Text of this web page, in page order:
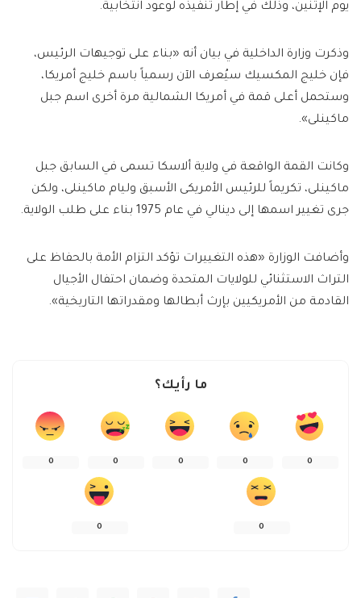
يوم الإثنين، وذلك في إطار تنفيذه لوعود انتخابية.
وذكرت وزارة الداخلية في بيان أنه «بناء على توجيهات الرئيس،
فإن خليج المكسيك سيُعرف الآن رسمياً باسم خليج أمريكا،
وستحمل أعلى قمة في أمريكا الشمالية مرة أخرى اسم جبل
ماكينلى».
وكانت القمة الواقعة في ولاية ألاسكا تسمى في السابق جبل
ماكينلى، تكريماً للرئيس الأمريكى الأسبق وليام ماكينلى، ولكن
جرى تغيير اسمها إلى دينالي في عام 1975 بناء على طلب الولاية.
وأضافت الوزارة «هذه التغييرات تؤكد التزام الأمة بالحفاظ على
التراث الاستثنائي للولايات المتحدة وضمان احتفال الأجيال
القادمة من الأمريكيين بإرث أبطالها ومقدراتها التاريخية».
ما رأيك؟
0
0
0
0
0
0
0